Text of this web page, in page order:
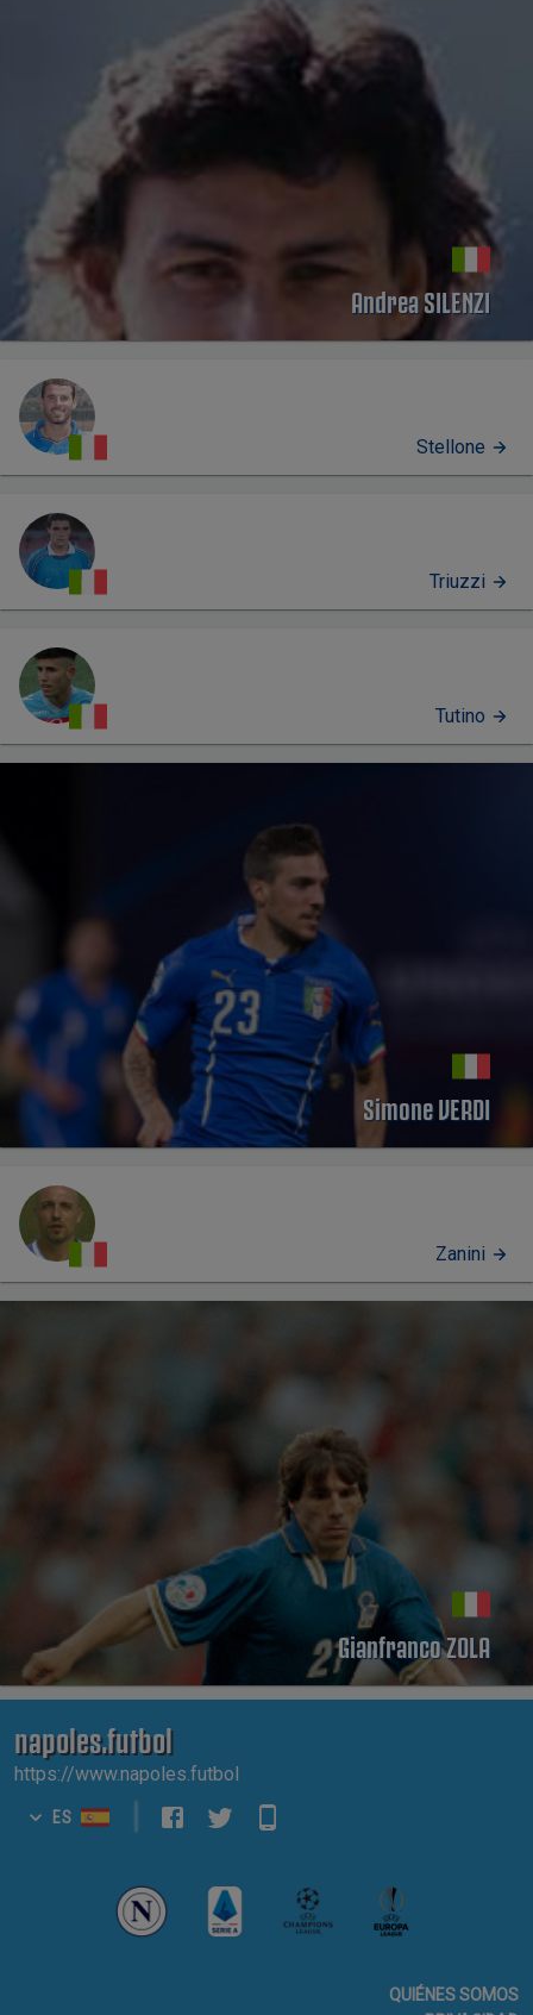
Andrea SILENZI
Stellone
Triuzzi
Tutino
Simone VERDI
Zanini
Gianfranco ZOLA
napoles.futbol
https://www.napoles.futbol
ES |
QUIÉNES SOMOS